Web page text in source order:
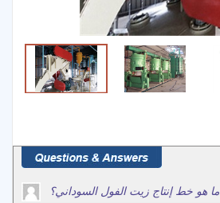
ما هو خط إنتاج زيت الفول السوداني؟